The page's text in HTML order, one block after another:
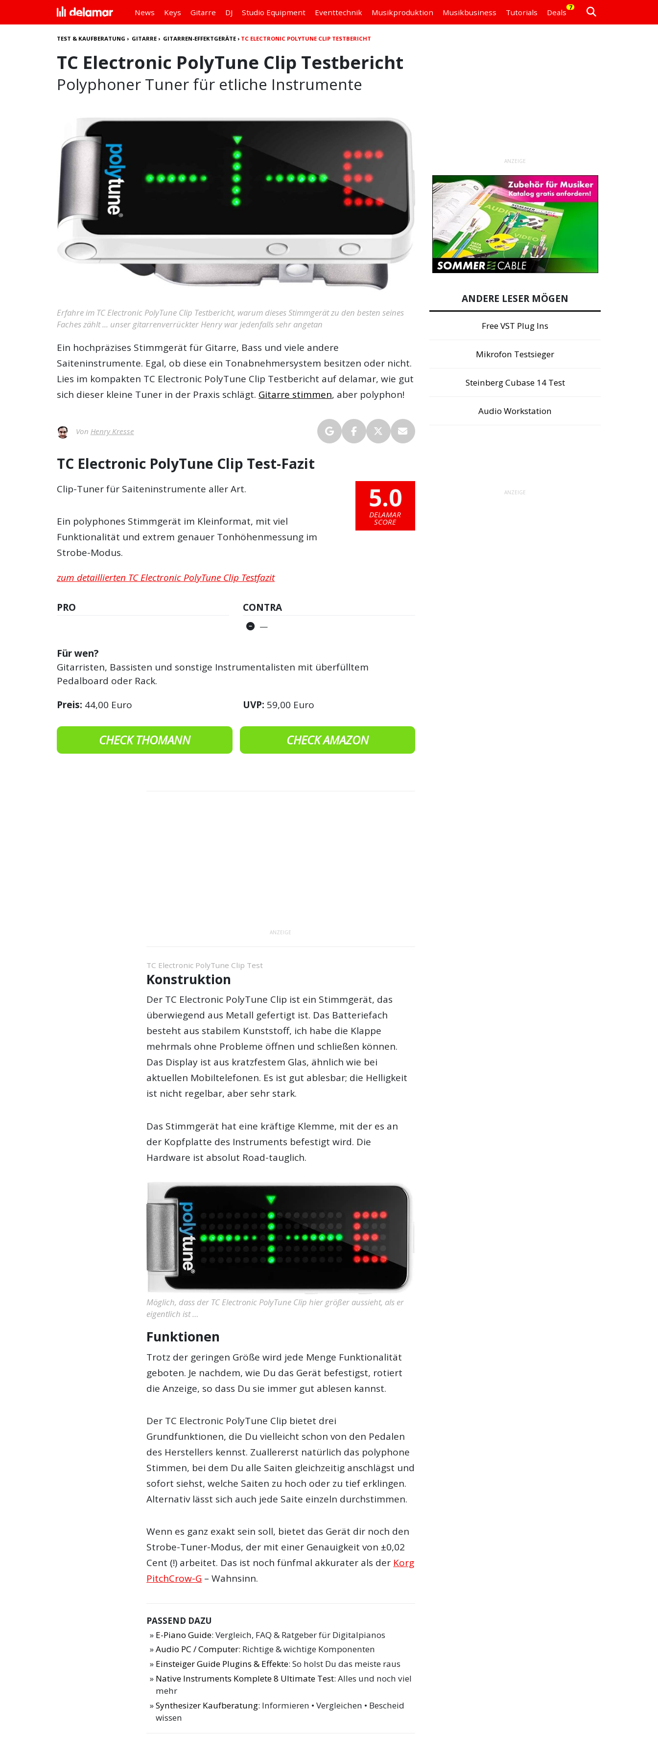
News Keys Gitarre DJ Studio Equipment Eventtechnik Musikproduktion Musikbusiness Tutorials Deals
7
TEST & KAUFBERATUNG › GITARRE › GITARREN-EFFEKTGERÄTE › TC ELECTRONIC POLYTUNE CLIP TESTBERICHT
TC Electronic PolyTune Clip Testbericht
Polyphoner Tuner für etliche Instrumente
Erfahre im TC Electronic PolyTune Clip Testbericht, warum dieses Stimmgerät zu den besten seines
Faches zählt ... unser gitarrenverrückter Henry war jedenfalls sehr angetan
Ein hochpräzises Stimmgerät für Gitarre, Bass und viele andere
Saiteninstrumente. Egal, ob diese ein Tonabnehmersystem besitzen oder nicht.
Lies im kompakten TC Electronic PolyTune Clip Testbericht auf delamar, wie gut
sich dieser kleine Tuner in der Praxis schlägt. Gitarre stimmen, aber polyphon!
Von Henry Kresse
TC Electronic PolyTune Clip Test-Fazit
5.0
DELAMAR
SCORE
Clip-Tuner für Saiteninstrumente aller Art.
Ein polyphones Stimmgerät im Kleinformat, mit viel
Funktionalität und extrem genauer Tonhöhenmessung im
Strobe-Modus.
zum detaillierten TC Electronic PolyTune Clip Testfazit
PRO CONTRA
—
Für wen?
Gitarristen, Bassisten und sonstige Instrumentalisten mit überfülltem
Pedalboard oder Rack.
Preis: 44,00 Euro UVP: 59,00 Euro
CHECK THOMANN CHECK AMAZON
ANZEIGE
TC Electronic PolyTune Clip Test
Konstruktion
Der TC Electronic PolyTune Clip ist ein Stimmgerät, das
überwiegend aus Metall gefertigt ist. Das Batteriefach
besteht aus stabilem Kunststoff, ich habe die Klappe
mehrmals ohne Probleme öffnen und schließen können.
Das Display ist aus kratzfestem Glas, ähnlich wie bei
aktuellen Mobiltelefonen. Es ist gut ablesbar; die Helligkeit
ist nicht regelbar, aber sehr stark.
Das Stimmgerät hat eine kräftige Klemme, mit der es an
der Kopfplatte des Instruments befestigt wird. Die
Hardware ist absolut Road-tauglich.
Möglich, dass der TC Electronic PolyTune Clip hier größer aussieht, als er
eigentlich ist …
Funktionen
Trotz der geringen Größe wird jede Menge Funktionalität
geboten. Je nachdem, wie Du das Gerät befestigst, rotiert
die Anzeige, so dass Du sie immer gut ablesen kannst.
Der TC Electronic PolyTune Clip bietet drei
Grundfunktionen, die Du vielleicht schon von den Pedalen
des Herstellers kennst. Zuallererst natürlich das polyphone
Stimmen, bei dem Du alle Saiten gleichzeitig anschlägst und
sofort siehst, welche Saiten zu hoch oder zu tief erklingen.
Alternativ lässt sich auch jede Saite einzeln durchstimmen.
Wenn es ganz exakt sein soll, bietet das Gerät dir noch den
Strobe-Tuner-Modus, der mit einer Genauigkeit von ±0,02
Cent (!) arbeitet. Das ist noch fünfmal akkurater als der Korg
PitchCrow-G – Wahnsinn.
PASSEND DAZU
E-Piano Guide: Vergleich, FAQ & Ratgeber für Digitalpianos
Audio PC / Computer: Richtige & wichtige Komponenten
Einsteiger Guide Plugins & Effekte: So holst Du das meiste raus
Native Instruments Komplete 8 Ultimate Test: Alles und noch viel
mehr
Synthesizer Kaufberatung: Informieren • Vergleichen • Bescheid
wissen
ANZEIGE
ANDERE LESER MÖGEN
Free VST Plug Ins
Mikrofon Testsieger
Steinberg Cubase 14 Test
Audio Workstation
ANZEIGE